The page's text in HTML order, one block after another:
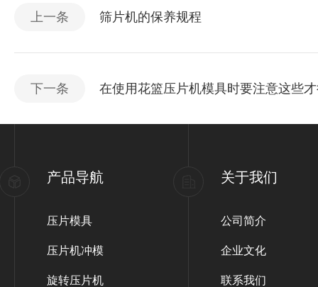
上一条 筛片机的保养规程
下一条 在使用花篮压片机模具时要注意这些
产品导航
压片模具
压片机冲模
旋转压片机
关于我们
公司简介
企业文化
联系我们